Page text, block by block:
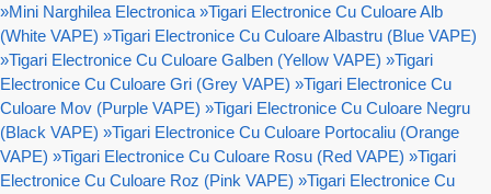
»Mini Narghilea Electronica »Tigari Electronice Cu Culoare Alb
(White VAPE) »Tigari Electronice Cu Culoare Albastru (Blue VAPE)
»Tigari Electronice Cu Culoare Galben (Yellow VAPE) »Tigari
Electronice Cu Culoare Gri (Grey VAPE) »Tigari Electronice Cu
Culoare Mov (Purple VAPE) »Tigari Electronice Cu Culoare Negru
(Black VAPE) »Tigari Electronice Cu Culoare Portocaliu (Orange
VAPE) »Tigari Electronice Cu Culoare Rosu (Red VAPE) »Tigari
Electronice Cu Culoare Roz (Pink VAPE) »Tigari Electronice Cu